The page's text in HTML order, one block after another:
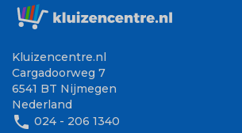
Kluizencentre.nl
Cargadoorweg 7
6541 BT Nijmegen
Nederland
phone 024 - 206 1340